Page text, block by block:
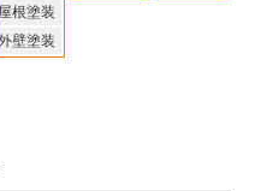
屋根塗装
壁塗装